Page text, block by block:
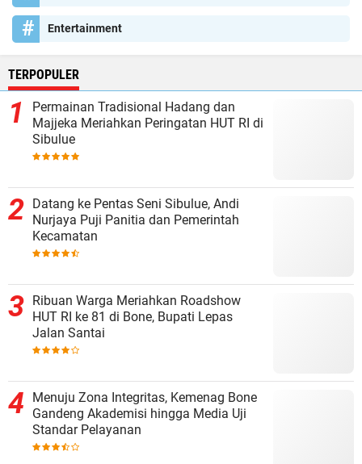
Entertainment
TERPOPULER
Permainan Tradisional Hadang dan
Majjeka Meriahkan Peringatan HUT RI di
Sibulue
Datang ke Pentas Seni Sibulue, Andi
Nurjaya Puji Panitia dan Pemerintah
Kecamatan
Ribuan Warga Meriahkan Roadshow
HUT RI ke 81 di Bone, Bupati Lepas
Jalan Santai
Menuju Zona Integritas, Kemenag Bone
Gandeng Akademisi hingga Media Uji
Standar Pelayanan